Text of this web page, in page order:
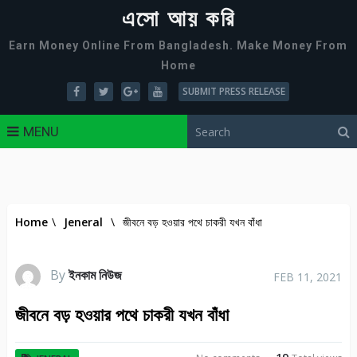
এসো আয় করি
Earn Money Online From Bangladesh. Make Money From
Home
SUBMIT PRESS RELEASE
MENU
Home \ Jeneral \ জীবনে বড় হওয়ার পথে চাকরী যখন বাঁধা
Byইনকাম নিউজ FEB 11, 2021
জীবনে বড় হওয়ার পথে চাকরী যখন বাঁধা